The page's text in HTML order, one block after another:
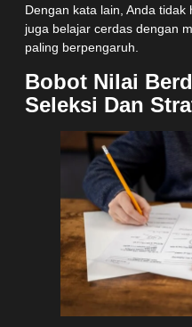
Dengan kata lain, Anda
juga belajar cerdas dengan
paling berpengaruh.
Bobot Nilai
Seleksi Dan